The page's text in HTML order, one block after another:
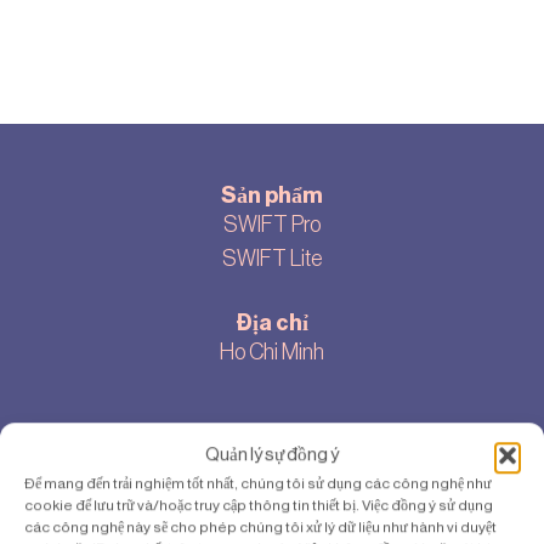
Quản lý sự đồng ý
Để mang đến trải nghiệm tốt nhất, chúng tôi sử dụng các công nghệ như
cookie để lưu trữ và/hoặc truy cập thông tin thiết bị. Việc đồng ý sử dụng
các công nghệ này sẽ cho phép chúng tôi xử lý dữ liệu như hành vi duyệt
Sản phẩm
SWIFT Pro
SWIFT Lite
Địa chỉ
Ho Chi Minh
Giới thiệu
Về chúng tôi
Cookie settings